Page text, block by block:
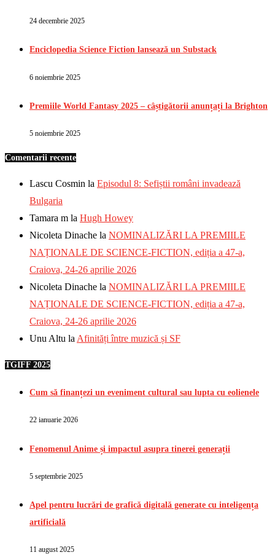
24 decembrie 2025
Enciclopedia Science Fiction lansează un Substack
6 noiembrie 2025
Premiile World Fantasy 2025 – câștigătorii anunțați la Brighton
5 noiembrie 2025
Comentarii recente
Lascu Cosmin la Episodul 8: Sefiștii români invadează
Bulgaria
Tamara m la Hugh Howey
Nicoleta Dinache la NOMINALIZĂRI LA PREMIILE
NAȚIONALE DE SCIENCE-FICTION, ediția a 47-a,
Craiova, 24-26 aprilie 2026
Nicoleta Dinache la NOMINALIZĂRI LA PREMIILE
NAȚIONALE DE SCIENCE-FICTION, ediția a 47-a,
Craiova, 24-26 aprilie 2026
Unu Altu la Afinități între muzică și SF
TGIFF 2025
Cum să finanțezi un eveniment cultural sau lupta cu eolienele
22 ianuarie 2026
Fenomenul Anime și impactul asupra tinerei generații
5 septembrie 2025
Apel pentru lucrări de grafică digitală generate cu inteligența
artificială
11 august 2025